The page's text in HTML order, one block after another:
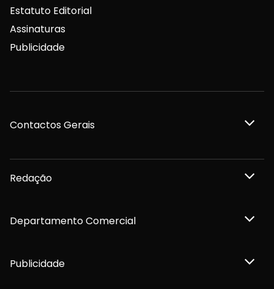
Estatuto Editorial
Assinaturas
Publicidade
Contactos Gerais
Redação
Departamento Comercial
Publicidade